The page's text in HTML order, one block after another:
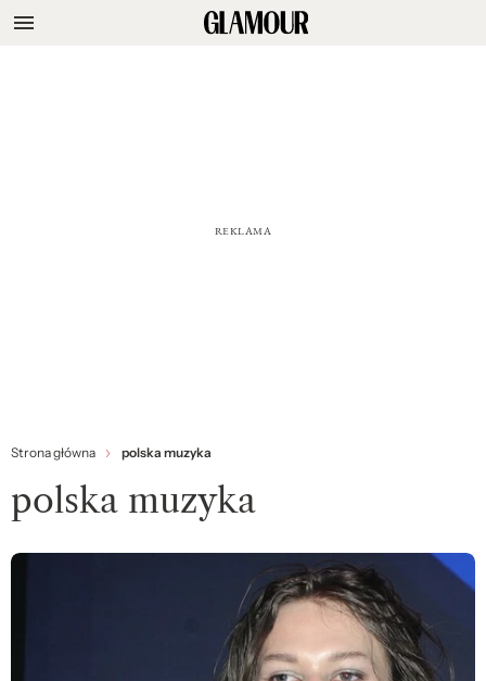
Strona główna polska muzyka
polska muzyka